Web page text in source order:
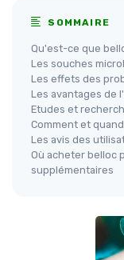
SOMMAIRE
Qu'est-ce que
Les souches
Les effets des
Les avantages de
Etudes et
Comment et
Les avis des
Où acheter belloc
supplémentaires